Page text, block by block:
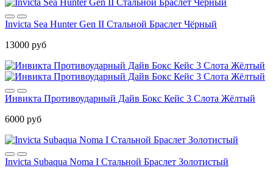
Invicta Sea Hunter Gen II Стальной Браслет Чёрный
13000 руб
Инвикта Противоударный Дайв Бокс Кейс 3 Слота Жёлтый
6000 руб
Invicta Subaqua Noma I Стальной Браслет Золотистый